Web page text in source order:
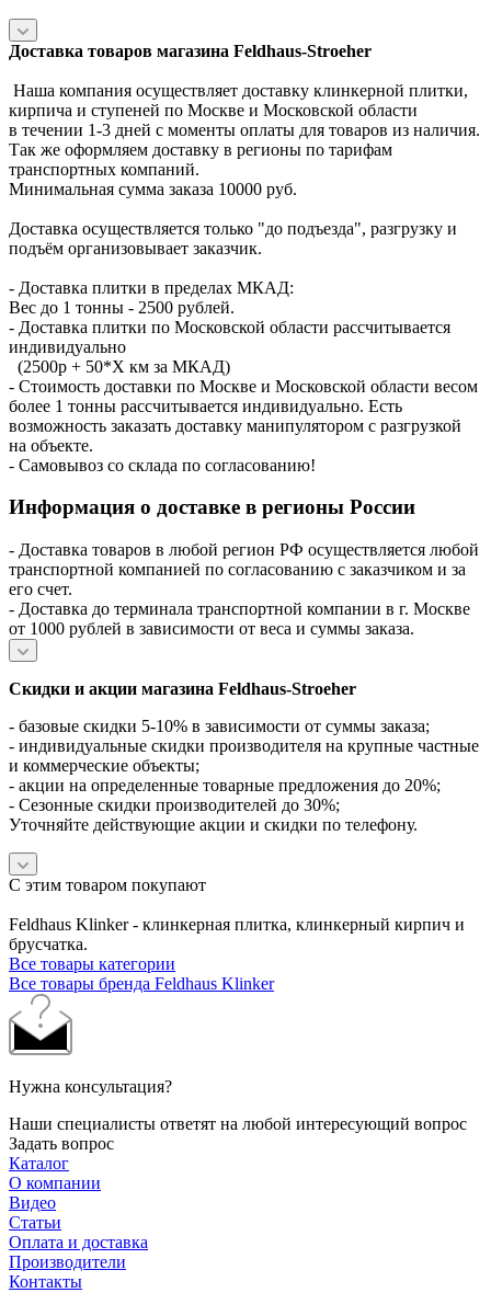
Доставка товаров магазина Feldhaus-Stroeher
Наша компания осуществляет доставку клинкерной плитки,
кирпича и ступеней по Москве и Московской области
в течении 1-3 дней с моменты оплаты для товаров из наличия.
Так же оформляем доставку в регионы по тарифам
транспортных компаний.
Минимальная сумма заказа 10000 руб.
Доставка осуществляется только "до подъезда", разгрузку и
подъём организовывает заказчик.
- Доставка плитки в пределах МКАД:
Вес до 1 тонны - 2500 рублей.
- Доставка плитки по Московской области рассчитывается
индивидуально
(2500р + 50*X км за МКАД)
- Стоимость доставки по Москве и Московской области весом
более 1 тонны рассчитывается индивидуально. Есть
возможность заказать доставку манипулятором с разгрузкой
на объекте.
- Самовывоз со склада по согласованию!
Информация о доставке в регионы России
- Доставка товаров в любой регион РФ осуществляется любой
транспортной компанией по согласованию с заказчиком и за
его счет.
- Доставка до терминала транспортной компании в г. Москве
от 1000 рублей в зависимости от веса и суммы заказа.
Скидки и акции магазина Feldhaus-Stroeher
- базовые скидки 5-10% в зависимости от суммы заказа;
- индивидуальные скидки производителя на крупные частные
и коммерческие объекты;
- акции на определенные товарные предложения до 20%;
- Сезонные скидки производителей до 30%;
Уточняйте действующие акции и скидки по телефону.
С этим товаром покупают
Feldhaus Klinker - клинкерная плитка, клинкерный кирпич и
брусчатка.
Все товары категории
Все товары бренда Feldhaus Klinker
Нужна консультация?
Наши специалисты ответят на любой интересующий вопрос
Задать вопрос
Каталог
О компании
Видео
Статьи
Оплата и доставка
Производители
Контакты